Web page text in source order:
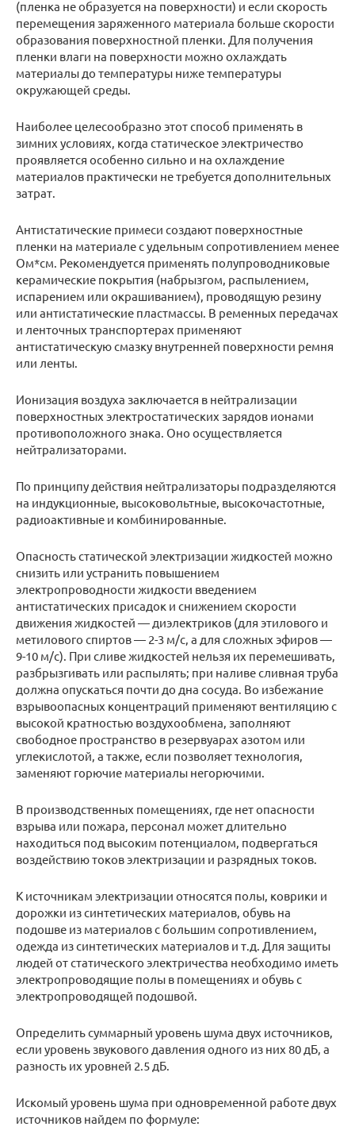
(пленка не образуется на поверхности) и если скорость
перемещения заряженного материала больше скорости
образования поверхностной пленки. Для получения
пленки влаги на поверхности можно охлаждать
материалы до температуры ниже температуры
окружающей среды.
Наиболее целесообразно этот способ применять в
зимних условиях, когда статическое электричество
проявляется особенно сильно и на охлаждение
материалов практически не требуется дополнительных
затрат.
Антистатические примеси создают поверхностные
пленки на материале с удельным сопротивлением менее
Ом*см. Рекомендуется применять полупроводниковые
керамические покрытия (набрызгом, распылением,
испарением или окрашиванием), проводящую резину
или антистатические пластмассы. В ременных передачах
и ленточных транспортерах применяют
антистатическую смазку внутренней поверхности ремня
или ленты.
Ионизация воздуха заключается в нейтрализации
поверхностных электростатических зарядов ионами
противоположного знака. Оно осуществляется
нейтрализаторами.
По принципу действия нейтрализаторы подразделяются
на индукционные, высоковольтные, высокочастотные,
радиоактивные и комбинированные.
Опасность статической электризации жидкостей можно
снизить или устранить повышением
электропроводности жидкости введением
антистатических присадок и снижением скорости
движения жидкостей — диэлектриков (для этилового и
метилового спиртов — 2-3 м/с, а для сложных эфиров —
9-10 м/с). При сливе жидкостей нельзя их перемешивать,
разбрызгивать или распылять; при наливе сливная труба
должна опускаться почти до дна сосуда. Во избежание
взрывоопасных концентраций применяют вентиляцию с
высокой кратностью воздухообмена, заполняют
свободное пространство в резервуарах азотом или
углекислотой, а также, если позволяет технология,
заменяют горючие материалы негорючими.
В производственных помещениях, где нет опасности
взрыва или пожара, персонал может длительно
находиться под высоким потенциалом, подвергаться
воздействию токов электризации и разрядных токов.
К источникам электризации относятся полы, коврики и
дорожки из синтетических материалов, обувь на
подошве из материалов с большим сопротивлением,
одежда из синтетических материалов и т.д. Для защиты
людей от статического электричества необходимо иметь
электропроводящие полы в помещениях и обувь с
электропроводящей подошвой.
Определить суммарный уровень шума двух источников,
если уровень звукового давления одного из них 80 дБ, а
разность их уровней 2.5 дБ.
Искомый уровень шума при одновременной работе двух
источников найдем по формуле: